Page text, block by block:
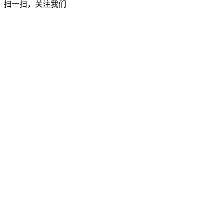
扫一扫，关注我们